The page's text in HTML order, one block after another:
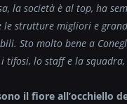
la società è al top, ha
strutture migliori e
Sto molto bene a
tifosi, lo staff e la
il fiore all’occhiello